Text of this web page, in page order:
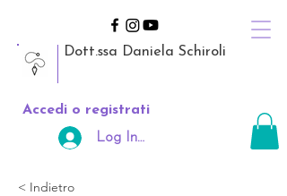
Dott.ssa Daniela Schiroli
Accedi o registrati
Log In Area Riservata
< Indietro